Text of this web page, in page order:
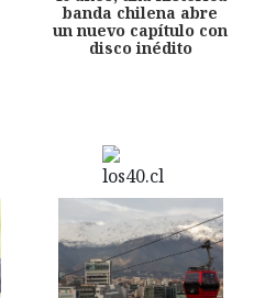
banda chilena abre
un nuevo capítulo con
disco inédito